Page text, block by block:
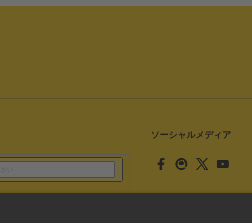
ソーシャルメディア